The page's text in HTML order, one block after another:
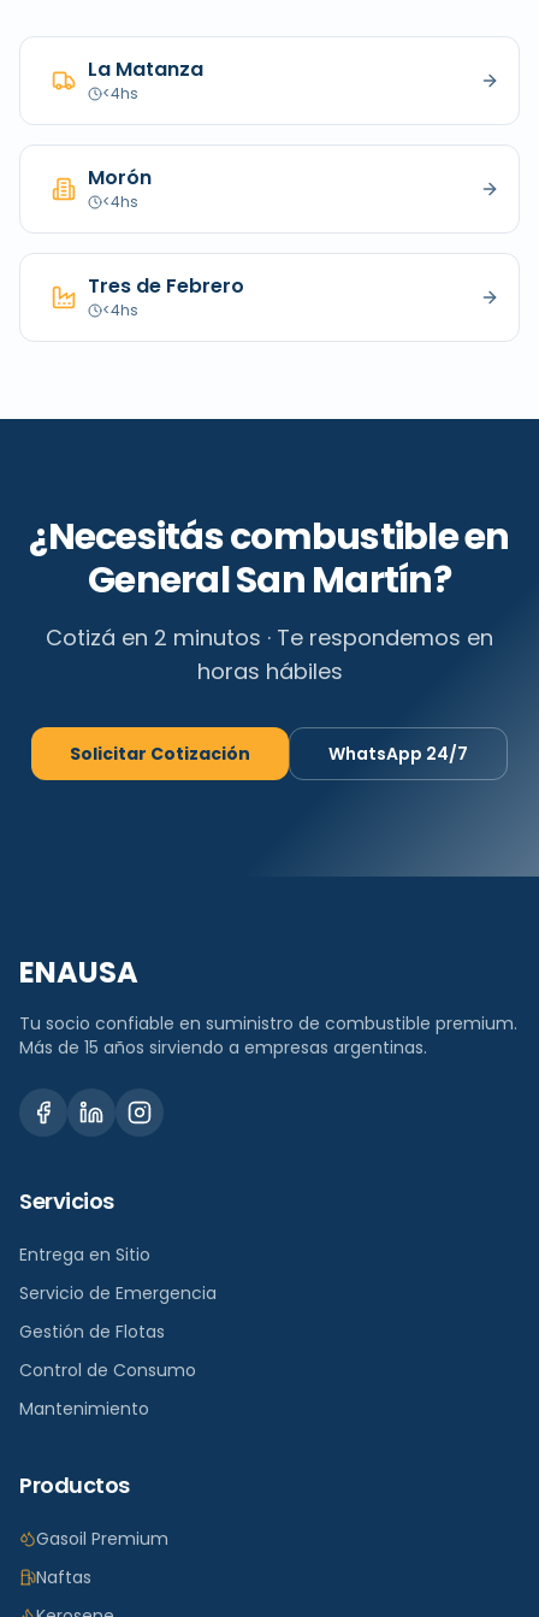
La Matanza
<4hs
Morón
<4hs
Tres de Febrero
<4hs
¿Necesitás combustible en
General San Martín?
Cotizá en 2 minutos · Te respondemos en
horas hábiles
Solicitar Cotización WhatsApp 24/7
ENAUSA
Tu socio confiable en suministro de combustible premium.
Más de 15 años sirviendo a empresas argentinas.
Servicios
Entrega en Sitio
Servicio de Emergencia
Gestión de Flotas
Control de Consumo
Mantenimiento
Productos
Gasoil Premium
Naftas